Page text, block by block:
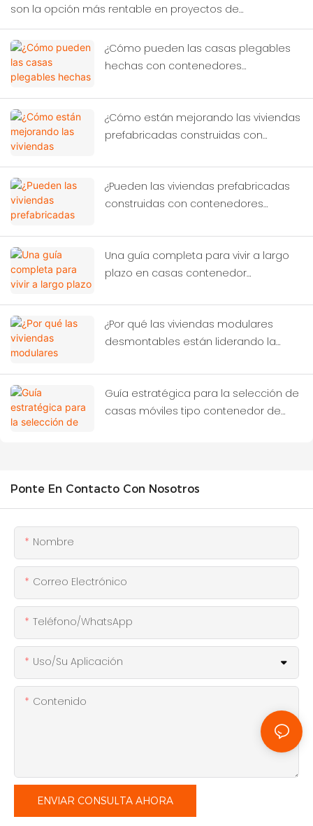
son la opción más rentable en proyectos de
construcción temporal?
¿Cómo pueden las casas plegables
hechas con contenedores
casos de desastre?
¿Cómo están mejorando las viviendas
prefabricadas construidas con
de los trabajadores?
¿Pueden las viviendas prefabricadas
construidas con contenedores
Una guía completa para vivir a largo
plazo en casas contenedor
¿Por qué las viviendas modulares
desmontables están liderando la
construcción?
Guía estratégica para la selección de
casas móviles tipo contenedor de
Ponte En Contacto Con Nosotros
Nombre
Correo Electrónico
Teléfono/WhatsApp
Uso/Su Aplicación
Contenido
ENVIAR CONSULTA AHORA